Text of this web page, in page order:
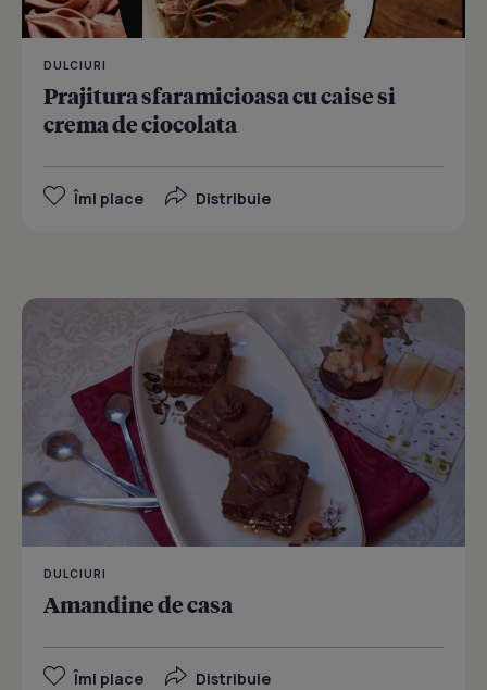
DULCIURI
Prajitura sfaramicioasa cu caise si
crema de ciocolata
Îmi place Distribuie
DULCIURI
Amandine de casa
Îmi place Distribuie